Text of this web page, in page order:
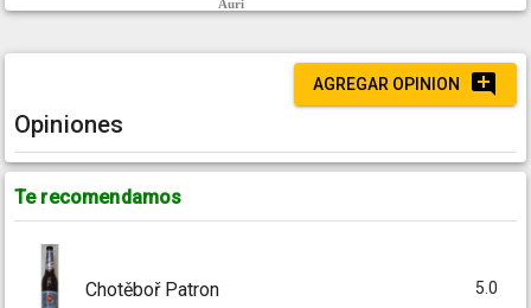
Auri
AGREGAR OPINION
Opiniones
Te recomendamos
Chotěboř Patron 5.0